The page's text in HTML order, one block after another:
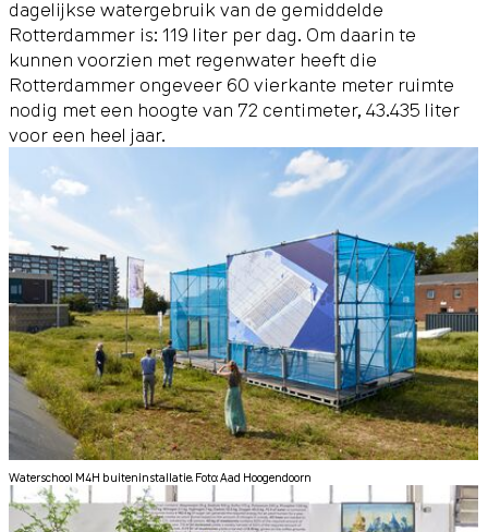
dagelijkse watergebruik van de gemiddelde
Rotterdammer is: 119 liter per dag. Om daarin te
kunnen voorzien met regenwater heeft die
Rotterdammer ongeveer 60 vierkante meter ruimte
nodig met een hoogte van 72 centimeter, 43.435 liter
voor een heel jaar.
Waterschool M4H buiteninstallatie. Foto: Aad Hoogendoorn